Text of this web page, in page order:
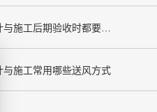
洁净厂房的设计与施工后期验收时都要关注哪几项呢
与施工常用哪些送风方式